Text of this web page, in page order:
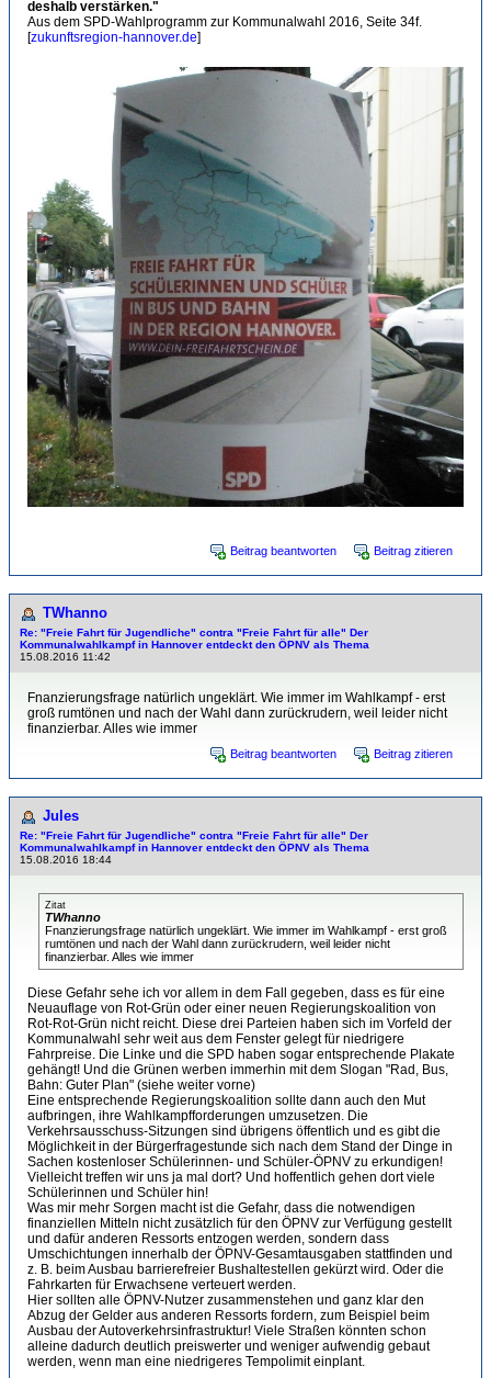
deshalb verstärken."
Aus dem SPD-Wahlprogramm zur Kommunalwahl 2016, Seite 34f.
[zukunftsregion-hannover.de]
Beitrag beantworten Beitrag zitieren
TWhanno
Re: "Freie Fahrt für Jugendliche" contra "Freie Fahrt für alle" Der
Kommunalwahlkampf in Hannover entdeckt den ÖPNV als Thema
15.08.2016 11:42
Fnanzierungsfrage natürlich ungeklärt. Wie immer im Wahlkampf - erst
groß rumtönen und nach der Wahl dann zurückrudern, weil leider nicht
finanzierbar. Alles wie immer
Beitrag beantworten Beitrag zitieren
Jules
Re: "Freie Fahrt für Jugendliche" contra "Freie Fahrt für alle" Der
Kommunalwahlkampf in Hannover entdeckt den ÖPNV als Thema
15.08.2016 18:44
Zitat
TWhanno
Fnanzierungsfrage natürlich ungeklärt. Wie immer im Wahlkampf - erst groß
rumtönen und nach der Wahl dann zurückrudern, weil leider nicht
finanzierbar. Alles wie immer
Diese Gefahr sehe ich vor allem in dem Fall gegeben, dass es für eine
Neuauflage von Rot-Grün oder einer neuen Regierungskoalition von
Rot-Rot-Grün nicht reicht. Diese drei Parteien haben sich im Vorfeld der
Kommunalwahl sehr weit aus dem Fenster gelegt für niedrigere
Fahrpreise. Die Linke und die SPD haben sogar entsprechende Plakate
gehängt! Und die Grünen werben immerhin mit dem Slogan "Rad, Bus,
Bahn: Guter Plan" (siehe weiter vorne)
Eine entsprechende Regierungskoalition sollte dann auch den Mut
aufbringen, ihre Wahlkampfforderungen umzusetzen. Die
Verkehrsausschuss-Sitzungen sind übrigens öffentlich und es gibt die
Möglichkeit in der Bürgerfragestunde sich nach dem Stand der Dinge in
Sachen kostenloser Schülerinnen- und Schüler-ÖPNV zu erkundigen!
Vielleicht treffen wir uns ja mal dort? Und hoffentlich gehen dort viele
Schülerinnen und Schüler hin!
Was mir mehr Sorgen macht ist die Gefahr, dass die notwendigen
finanziellen Mitteln nicht zusätzlich für den ÖPNV zur Verfügung gestellt
und dafür anderen Ressorts entzogen werden, sondern dass
Umschichtungen innerhalb der ÖPNV-Gesamtausgaben stattfinden und
z. B. beim Ausbau barrierefreier Bushaltestellen gekürzt wird. Oder die
Fahrkarten für Erwachsene verteuert werden.
Hier sollten alle ÖPNV-Nutzer zusammenstehen und ganz klar den
Abzug der Gelder aus anderen Ressorts fordern, zum Beispiel beim
Ausbau der Autoverkehrsinfrastruktur! Viele Straßen könnten schon
alleine dadurch deutlich preiswerter und weniger aufwendig gebaut
werden, wenn man eine niedrigeres Tempolimit einplant.